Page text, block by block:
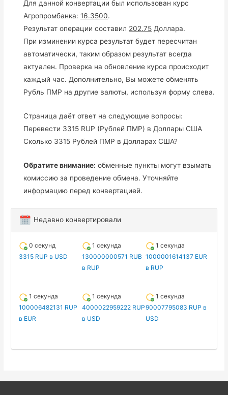
Для данной конвертации был использован курс
Агропромбанка:16.3500.
Результат операции составил 202.75 Доллара.
При изминении курса результат будет пересчитан
автоматически, таким образом результат всегда
актуален. Проверка на обновление курса происходит
каждый час. Дополнительно, Вы можете обменять
Рубль ПМР на другие валюты, используя форму слева.
Страница даёт ответ на следующие вопросы:
Перевести 3315 RUP (Рублей ПМР) в Доллары США
Сколько 3315 Рублей ПМР в Долларах США?
Обратите внимание: обменные пункты могут взымать
комиссию за проведение обмена. Уточняйте
информацию перед конвертацией.
Недавно конвертировали
0 секунд
3315 RUP в USD
1 секунда
130000000571 RUB
в RUP
1 секунда
1000001614137 EUR
в RUP
1 секунда
100006482131 RUP
в EUR
1 секунда
4000022959222 RUP
в USD
1 секунда
90007795083 RUP в
USD